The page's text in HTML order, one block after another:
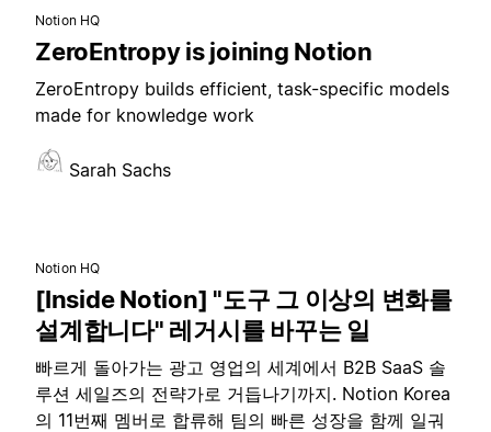
Notion HQ
ZeroEntropy is joining Notion
ZeroEntropy builds efficient, task-specific models
made for knowledge work
Sarah Sachs
Notion HQ
[Inside Notion] "도구 그 이상의 변화를
설계합니다" 레거시를 바꾸는 일
빠르게 돌아가는 광고 영업의 세계에서 B2B SaaS 솔
루션 세일즈의 전략가로 거듭나기까지. Notion Korea
의 11번째 멤버로 합류해 팀의 빠른 성장을 함께 일궈